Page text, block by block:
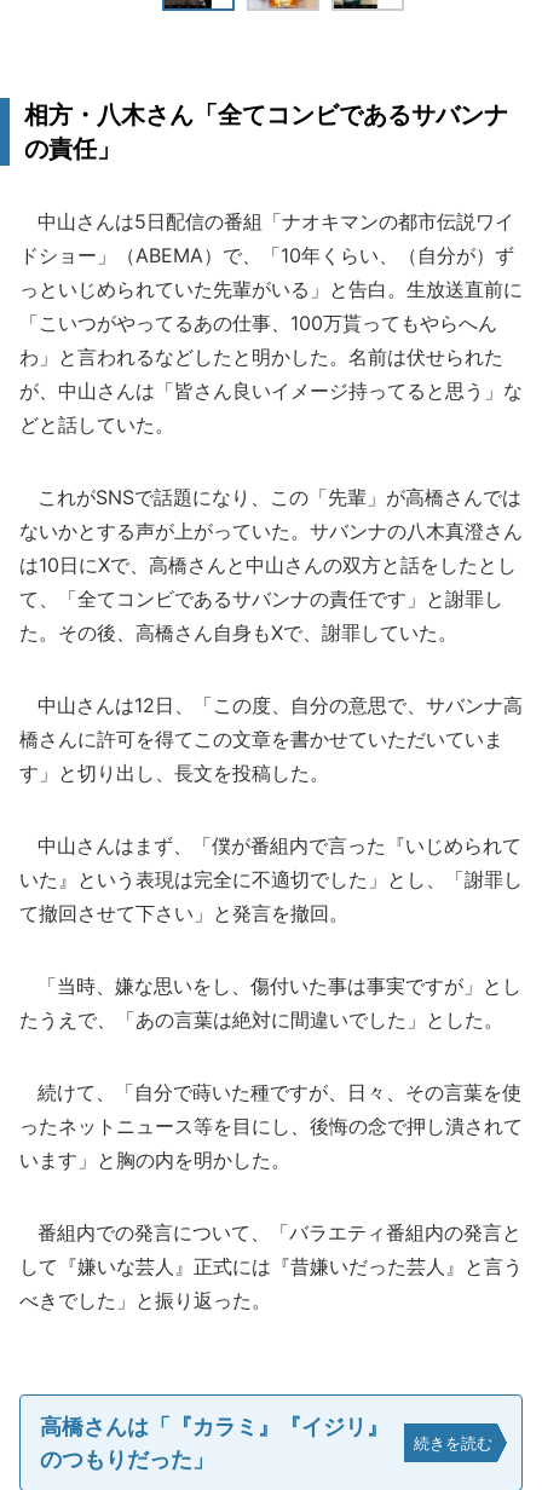
相方・八木さん「全てコンビであるサバンナ
の責任」
中山さんは5日配信の番組「ナオキマンの都市伝説ワイ
ドショー」（ABEMA）で、「10年くらい、（自分が）ず
っといじめられていた先輩がいる」と告白。生放送直前に
「こいつがやってるあの仕事、100万貰ってもやらへん
わ」と言われるなどしたと明かした。名前は伏せられた
が、中山さんは「皆さん良いイメージ持ってると思う」な
どと話していた。
これがSNSで話題になり、この「先輩」が高橋さんでは
ないかとする声が上がっていた。サバンナの八木真澄さん
は10日にXで、高橋さんと中山さんの双方と話をしたとし
て、「全てコンビであるサバンナの責任です」と謝罪し
た。その後、高橋さん自身もXで、謝罪していた。
中山さんは12日、「この度、自分の意思で、サバンナ高
橋さんに許可を得てこの文章を書かせていただいていま
す」と切り出し、長文を投稿した。
中山さんはまず、「僕が番組内で言った『いじめられて
いた』という表現は完全に不適切でした」とし、「謝罪し
て撤回させて下さい」と発言を撤回。
「当時、嫌な思いをし、傷付いた事は事実ですが」とし
たうえで、「あの言葉は絶対に間違いでした」とした。
続けて、「自分で蒔いた種ですが、日々、その言葉を使
ったネットニュース等を目にし、後悔の念で押し潰されて
います」と胸の内を明かした。
番組内での発言について、「バラエティ番組内の発言と
して『嫌いな芸人』正式には『昔嫌いだった芸人』と言う
べきでした」と振り返った。
高橋さんは「『カラミ』『イジリ』
のつもりだった」
続きを読む